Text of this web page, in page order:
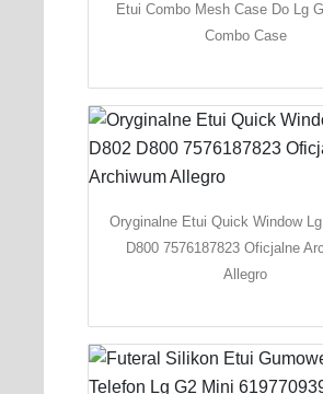
Etui Combo Mesh Case Do Lg
Combo Case
Oryginalne Etui Quick Window
D800 7576187823 Oficjalne
Allegro